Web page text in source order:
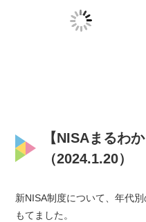
【NISAまるわ
（2024.1.20）
新NISA制度について、年代
もてました。